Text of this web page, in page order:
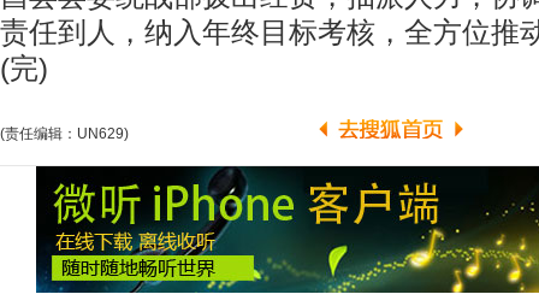
责任到人，纳入年终目标考核，全方位推
(完)
(责任编辑：UN629)